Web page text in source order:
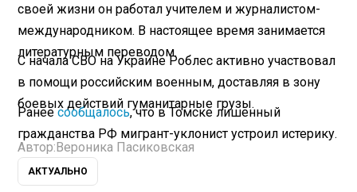
своей жизни он работал учителем и журналистом-
международником. В настоящее время занимается
литературным переводом.
С начала СВО на Украине Роблес активно участвовал
в помощи российским военным, доставляя в зону
боевых действий гуманитарные грузы.
Ранеесообщалось, что в Томске лишенный
гражданства РФ мигрант-уклонист устроил истерику.
Автор: Вероника Пасиковская
АКТУАЛЬНО